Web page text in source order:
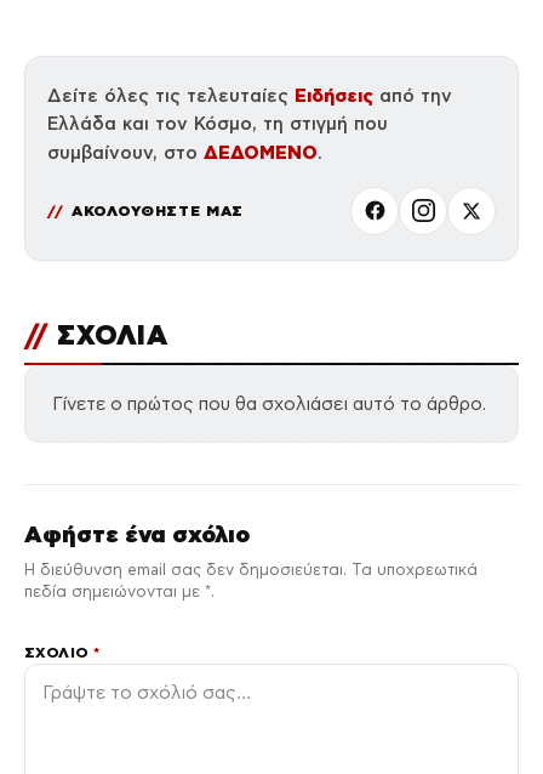
Δείτε όλες τις τελευταίες Ειδήσεις από την
Ελλάδα και τον Κόσμο, τη στιγμή που
συμβαίνουν, στο ΔΕΔΟΜΕΝΟ.
ΑΚΟΛΟΥΘΗΣΤΕ ΜΑΣ
// ΣΧΟΛΙΑ
Γίνετε ο πρώτος που θα σχολιάσει αυτό το άρθρο.
Αφήστε ένα σχόλιο
Η διεύθυνση email σας δεν δημοσιεύεται. Τα υποχρεωτικά
πεδία σημειώνονται με *.
ΣΧΌΛΙΟ*